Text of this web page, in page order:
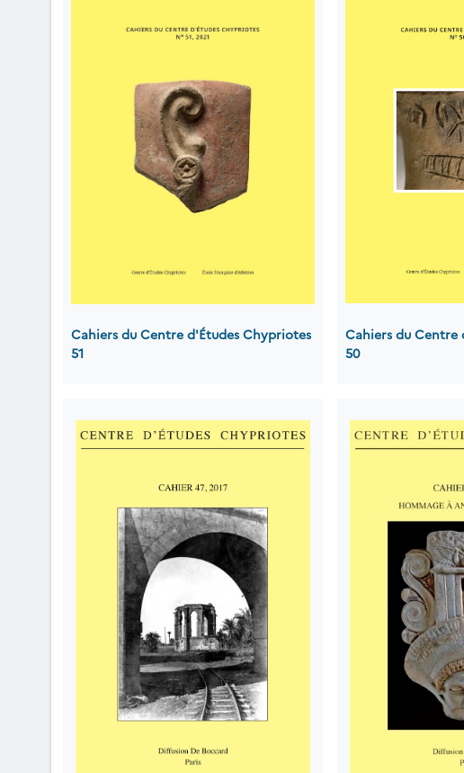
Cahiers du Centre d'Études Chypriotes
51
Cahiers du Centre
50